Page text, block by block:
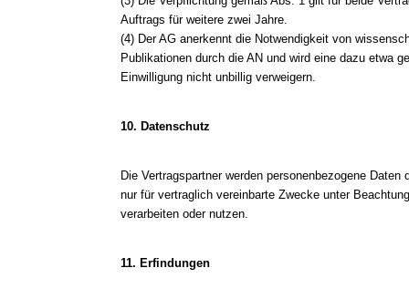
Auftrags für weitere zwei Jahre.
(4) Der AG anerkennt die Notwendigkeit von
Publikationen durch die AN und wird eine dazu etwa
Einwilligung nicht unbillig verweigern.
10. Datenschutz
Die Vertragspartner werden personenbezogene
nur für vertraglich vereinbarte Zwecke unter
verarbeiten oder nutzen.
11. Erfindungen